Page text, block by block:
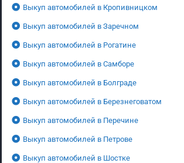
Выкуп автомобилей в Кропивницком
Выкуп автомобилей в Заречном
Выкуп автомобилей в Рогатине
Выкуп автомобилей в Самборе
Выкуп автомобилей в Болграде
Выкуп автомобилей в Березнеговатом
Выкуп автомобилей в Перечине
Выкуп автомобилей в Петрове
Выкуп автомобилей в Шостке